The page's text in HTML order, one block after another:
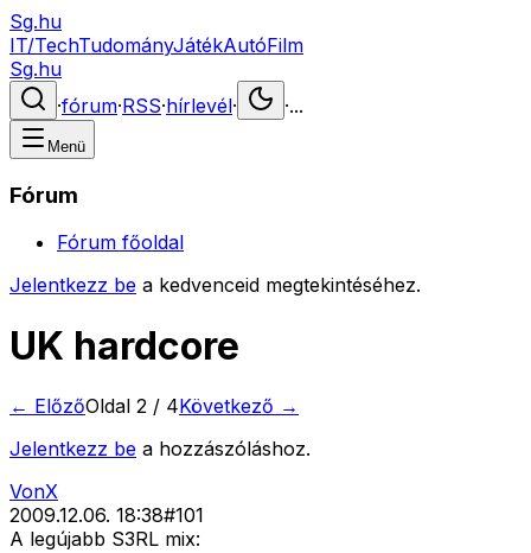
Sg.hu
IT/TechTudományJátékAutóFilm
Sg.hu
·fórum·RSS·hírlevél· ·...
Menü
Fórum
Fórum főoldal
Jelentkezz be a kedvenceid megtekintéséhez.
UK hardcore
← ElőzőOldal 2 / 4Következő →
Jelentkezz be a hozzászóláshoz.
VonX
2009.12.06. 18:38#101
A legújabb S3RL mix: